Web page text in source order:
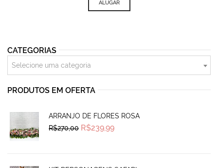
ALUGAR
CATEGORIAS
Selecione uma categoria
PRODUTOS EM OFERTA
ARRANJO DE FLORES ROSA
R$270,00 Original
price
R$239,99Current